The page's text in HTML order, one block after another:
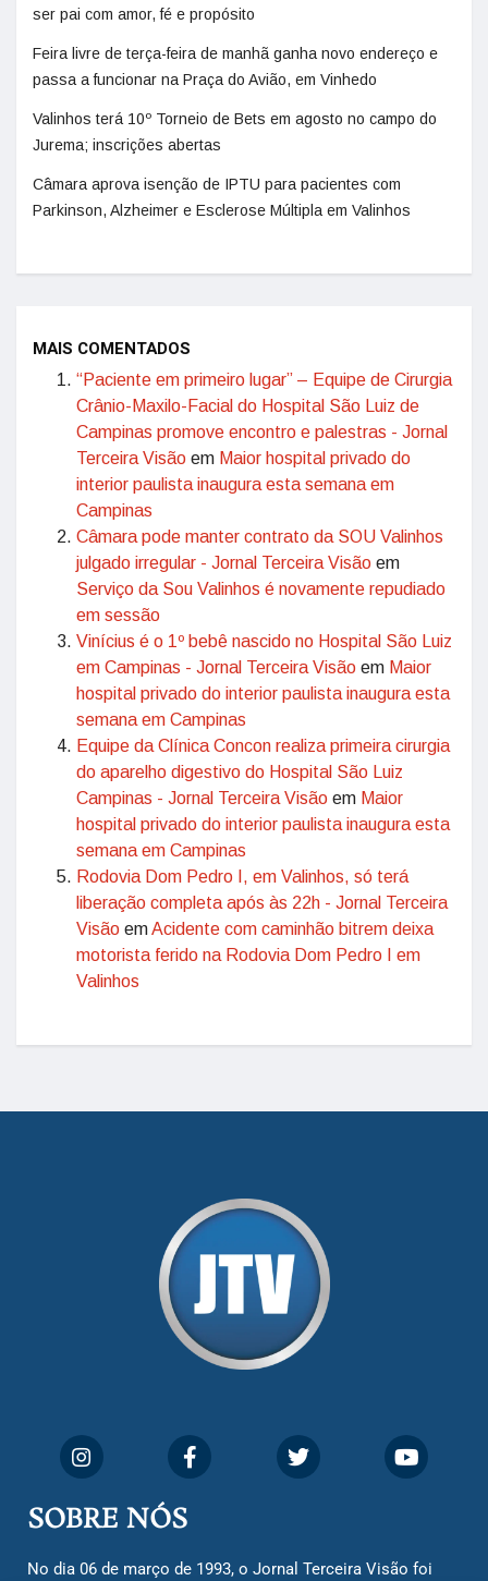
ser pai com amor, fé e propósito
Feira livre de terça-feira de manhã ganha novo endereço e
passa a funcionar na Praça do Avião, em Vinhedo
Valinhos terá 10º Torneio de Bets em agosto no campo do
Jurema; inscrições abertas
Câmara aprova isenção de IPTU para pacientes com
Parkinson, Alzheimer e Esclerose Múltipla em Valinhos
MAIS COMENTADOS
“Paciente em primeiro lugar” – Equipe de Cirurgia
Crânio-Maxilo-Facial do Hospital São Luiz de
Campinas promove encontro e palestras - Jornal
Terceira Visão em Maior hospital privado do
interior paulista inaugura esta semana em
Campinas
Câmara pode manter contrato da SOU Valinhos
julgado irregular - Jornal Terceira Visão em
Serviço da Sou Valinhos é novamente repudiado
em sessão
Vinícius é o 1º bebê nascido no Hospital São Luiz
em Campinas - Jornal Terceira Visão em Maior
hospital privado do interior paulista inaugura esta
semana em Campinas
Equipe da Clínica Concon realiza primeira cirurgia
do aparelho digestivo do Hospital São Luiz
Campinas - Jornal Terceira Visão em Maior
hospital privado do interior paulista inaugura esta
semana em Campinas
Rodovia Dom Pedro I, em Valinhos, só terá
liberação completa após às 22h - Jornal Terceira
Visão emAcidente com caminhão bitrem deixa
motorista ferido na Rodovia Dom Pedro I em
Valinhos
SOBRE NÓS
No dia 06 de março de 1993, o Jornal Terceira Visão foi